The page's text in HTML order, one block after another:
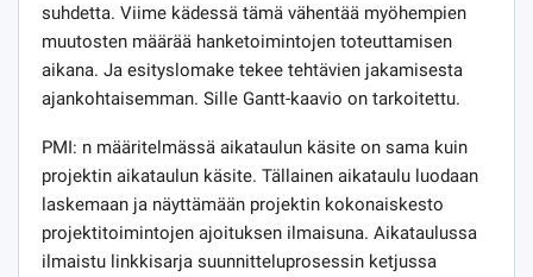
suhdetta. Viime kädessä tämä vähentää myöhempien
muutosten määrää hanketoimintojen toteuttamisen
aikana. Ja esityslomake tekee tehtävien jakamisesta
ajankohtaisemman. Sille Gantt-kaavio on tarkoitettu.
PMI: n määritelmässä aikataulun käsite on sama kuin
projektin aikataulun käsite. Tällainen aikataulu luodaan
laskemaan ja näyttämään projektin kokonaiskesto
projektitoimintojen ajoituksen ilmaisuna. Aikataulussa
ilmaistu linkkisarja suunnitteluprosessin ketjussa